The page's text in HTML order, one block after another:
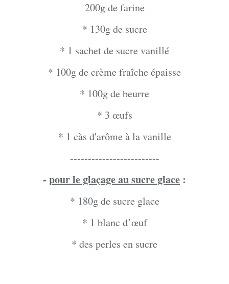
200g de farine
* 130g de sucre
* 1 sachet de sucre vanillé
* 100g de crème fraîche épaisse
* 100g de beurre
* 3 œufs
* 1 càs d'arôme à la vanille
-------------------------
- pour le glaçage au sucre glace :
* 180g de sucre glace
* 1 blanc d’œuf
* des perles en sucre